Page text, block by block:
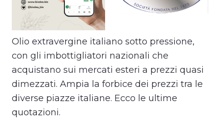
Olio extravergine italiano sotto pressione,
con gli imbottigliatori nazionali che
acquistano sui mercati esteri a prezzi quasi
dimezzati. Ampia la forbice dei prezzi tra le
diverse piazze italiane. Ecco le ultime
quotazioni.